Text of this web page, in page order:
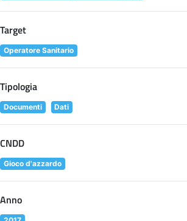
Target
Operatore Sanitario
Tipologia
Documenti Dati
CNDD
Gioco d'azzardo
Anno